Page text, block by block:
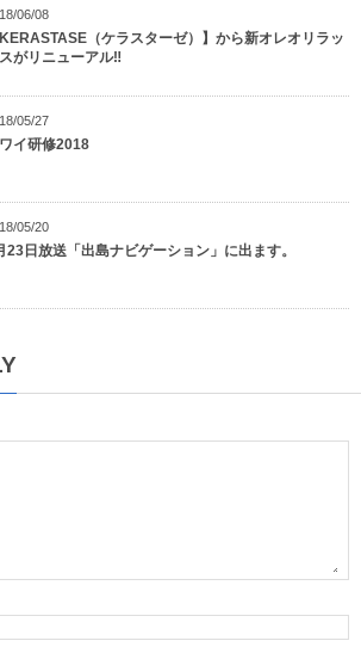
06/08
KERASTASE（ケラスターゼ）】から新オレオリラッ
がリニューアル‼︎
05/27
イ研修2018
05/20
23日放送「出島ナビゲーション」に出ます。